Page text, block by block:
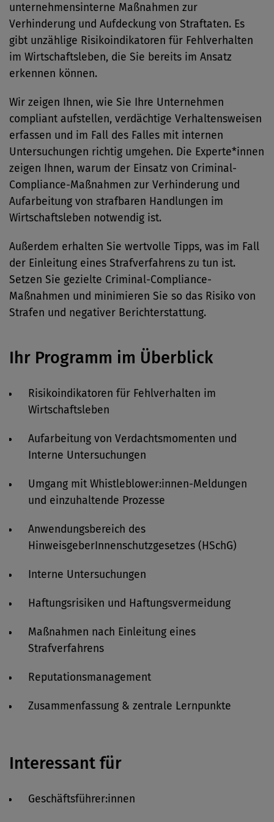
unternehmensinterne Maßnahmen zur
Verhinderung und Aufdeckung von Straftaten. Es
gibt unzählige Risikoindikatoren für Fehlverhalten
im Wirtschaftsleben, die Sie bereits im Ansatz
erkennen können.
Wir zeigen Ihnen, wie Sie Ihre Unternehmen
compliant aufstellen, verdächtige Verhaltensweisen
erfassen und im Fall des Falles mit internen
Untersuchungen richtig umgehen. Die Experte*innen
zeigen Ihnen, warum der Einsatz von Criminal-
Compliance-Maßnahmen zur Verhinderung und
Aufarbeitung von strafbaren Handlungen im
Wirtschaftsleben notwendig ist.
Außerdem erhalten Sie wertvolle Tipps, was im Fall
der Einleitung eines Strafverfahrens zu tun ist.
Setzen Sie gezielte Criminal-Compliance-
Maßnahmen und minimieren Sie so das Risiko von
Strafen und negativer Berichterstattung.
Ihr Programm im Überblick
Risikoindikatoren für Fehlverhalten im
Wirtschaftsleben
Aufarbeitung von Verdachtsmomenten und
Interne Untersuchungen
Umgang mit Whistleblower:innen-Meldungen
und einzuhaltende Prozesse
Anwendungsbereich des
HinweisgeberInnenschutzgesetzes (HSchG)
Interne Untersuchungen
Haftungsrisiken und Haftungsvermeidung
Maßnahmen nach Einleitung eines
Strafverfahrens
Reputationsmanagement
Zusammenfassung & zentrale Lernpunkte
Interessant für
Geschäftsführer:innen